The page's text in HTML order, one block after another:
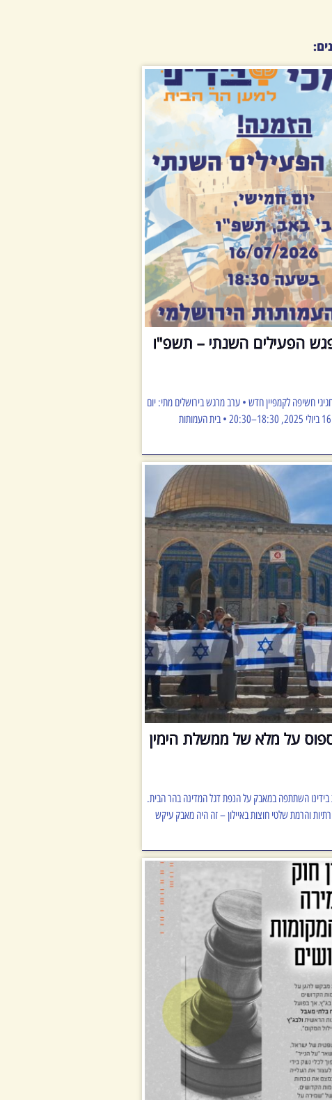
הפעילים השנתי – תשפ"ו
חשיפה לקמפיין חדש • ערב מרגש בירושלים מתי: יום
חמישי, ב' אב תשפ"ו, 16 ביולי 2025, 18:30–20:30 • בית העמותות
על מלא של ממשלת הימין
השתתפה במאבק על הנפת דגל המדינה בהר הבית.
והרמת שלטי חוצות באיילון – זה היה מאבק עיקש